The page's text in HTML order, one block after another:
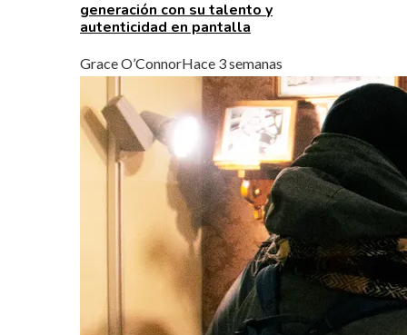
generación con su talento y
autenticidad en pantalla
Grace O’ConnorHace 3 semanas